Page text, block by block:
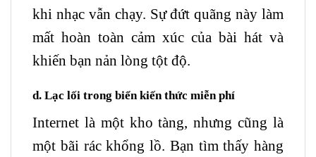
khi nhạc vẫn chạy. Sự đứt quãng này làm
mất hoàn toàn cảm xúc của bài hát và
khiến bạn nản lòng tột độ.
d. Lạc lối trong biển kiến thức miễn phí
Internet là một kho tàng, nhưng cũng là
một bãi rác khổng lồ. Bạn tìm thấy hàng